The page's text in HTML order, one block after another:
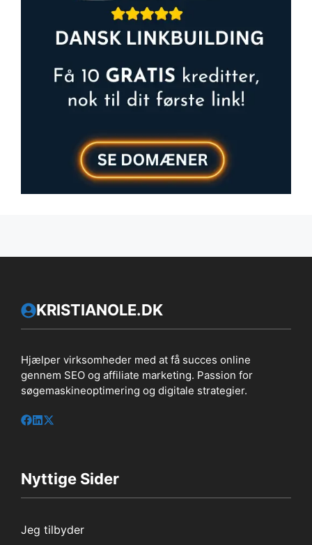
KRISTIANOLE.DK
Hjælper virksomheder med at få succes online
gennem SEO og affiliate marketing. Passion for
søgemaskineoptimering og digitale strategier.
Nyttige Sider
Jeg tilbyder